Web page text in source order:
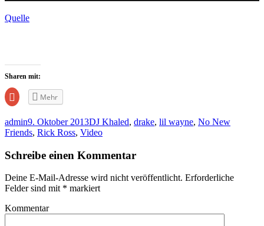
Quelle
Sharen mit:
Zum
Teilen
anklicken
(Wird
in
Fenster
geöffnet)
Mehr
admin9. Oktober 2013DJ Khaled, drake, lil wayne, No New
Friends, Rick Ross, Video
Schreibe einen Kommentar
Deine E-Mail-Adresse wird nicht veröffentlicht. Erforderliche
Felder sind mit * markiert
Kommentar